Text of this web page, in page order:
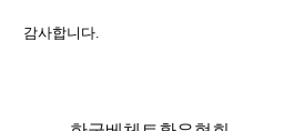
감사합니다.